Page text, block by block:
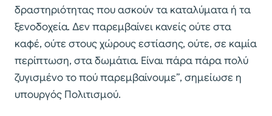
δραστηριότητας που ασκούν τα καταλύματα ή τα
ξενοδοχεία. Δεν παρεμβαίνει κανείς ούτε στα
καφέ, ούτε στους χώρους εστίασης, ούτε, σε καμία
περίπτωση, στα δωμάτια. Είναι πάρα πάρα πολύ
ζυγισμένο το πού παρεμβαίνουμε”, σημείωσε η
υπουργός Πολιτισμού.